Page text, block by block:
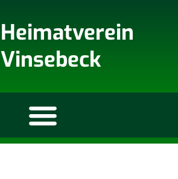
Heimatverein
Vinsebeck